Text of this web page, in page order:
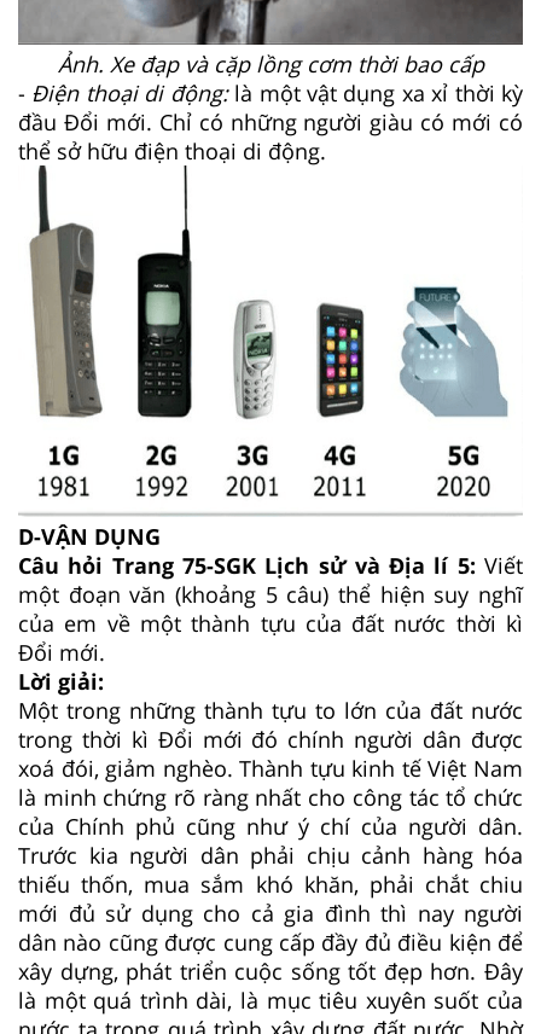
Ảnh. Xe đạp và cặp lồng cơm thời bao cấp
- Điện thoại di động:là một vật dụng xa xỉ thời kỳ
đầu Đổi mới. Chỉ có những người giàu có mới có
thể sở hữu điện thoại di động.
D-VẬN DỤNG
Câu hỏi Trang 75-SGK Lịch sử và Địa lí 5: Viết
một đoạn văn (khoảng 5 câu) thể hiện suy nghĩ
của em về một thành tựu của đất nước thời kì
Đổi mới.
Lời giải:
Một trong những thành tựu to lớn của đất nước
trong thời kì Đổi mới đó chính người dân được
xoá đói, giảm nghèo. Thành tựu kinh tế Việt Nam
là minh chứng rõ ràng nhất cho công tác tổ chức
của Chính phủ cũng như ý chí của người dân.
Trước kia người dân phải chịu cảnh hàng hóa
thiếu thốn, mua sắm khó khăn, phải chắt chiu
mới đủ sử dụng cho cả gia đình thì nay người
dân nào cũng được cung cấp đầy đủ điều kiện để
xây dựng, phát triển cuộc sống tốt đẹp hơn. Đây
là một quá trình dài, là mục tiêu xuyên suốt của